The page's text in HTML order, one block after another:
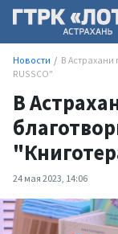
Новости
В
RUSSCO"
В
24 мая 2023, 14:06